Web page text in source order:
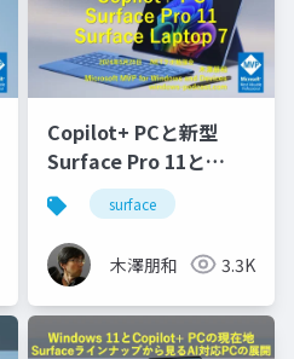
Copilot+ PCと新型
Surface Pro 11と
Surface Laptop 7
surface
木澤朋和 3.3K